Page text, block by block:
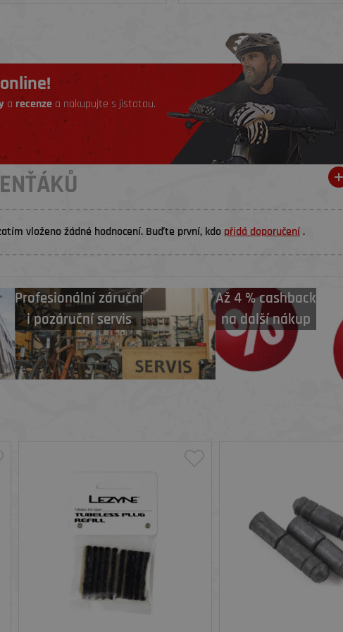
a recenze a nakupujte s jistotou.
vloženo žádné hodnocení. Buďte první, kdo přidá doporučení.
Profesionální záruční
i pozáruční servis
Až 4 % cashback
na další nákup